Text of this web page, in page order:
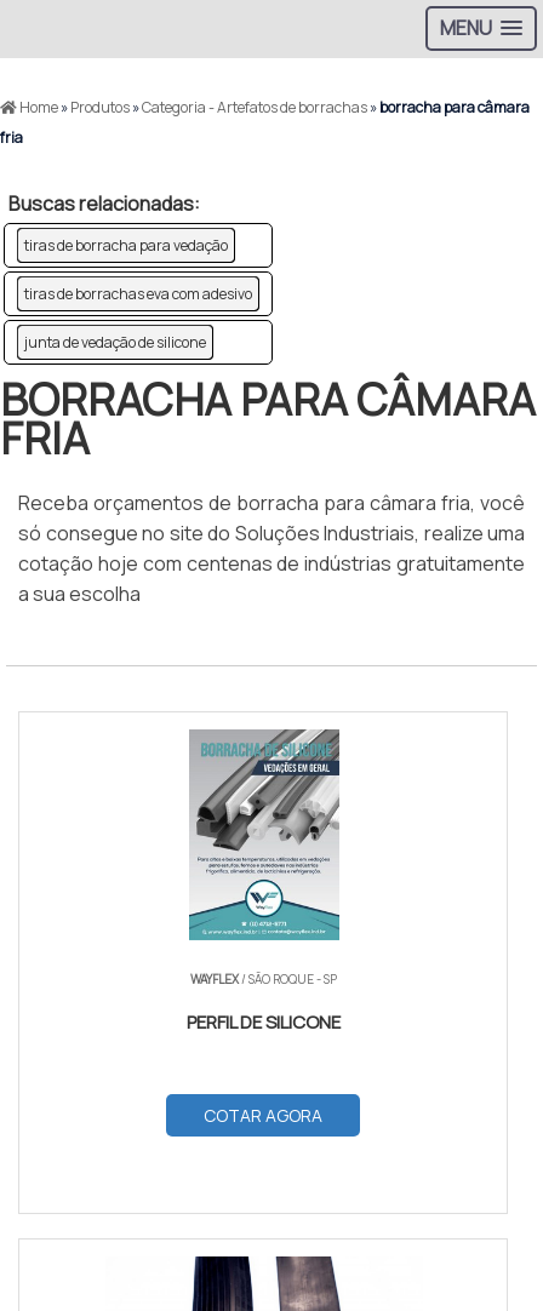
MENU
Home»Produtos»Categoria - Artefatos de borrachas»borracha para câmara
fria
Buscas relacionadas:
tiras de borracha para vedação
tiras de borrachas eva com adesivo
junta de vedação de silicone
BORRACHA PARA CÂMARA
FRIA
Receba orçamentos de borracha para câmara fria, você
só consegue no site do Soluções Industriais, realize uma
cotação hoje com centenas de indústrias gratuitamente
a sua escolha
WAYFLEX/ SÃO ROQUE - SP
PERFIL DE SILICONE
COTAR AGORA